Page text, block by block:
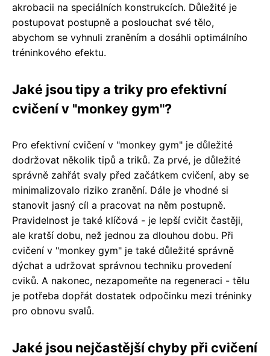
akrobacii na speciálních konstrukcích. Důležité je
postupovat postupně a poslouchat své tělo,
abychom se vyhnuli zraněním a dosáhli optimálního
tréninkového efektu.
Jaké jsou tipy a triky pro efektivní
cvičení v "monkey gym"?
Pro efektivní cvičení v "monkey gym" je důležité
dodržovat několik tipů a triků. Za prvé, je důležité
správně zahřát svaly před začátkem cvičení, aby se
minimalizovalo riziko zranění. Dále je vhodné si
stanovit jasný cíl a pracovat na něm postupně.
Pravidelnost je také klíčová - je lepší cvičit častěji,
ale kratší dobu, než jednou za dlouhou dobu. Při
cvičení v "monkey gym" je také důležité správně
dýchat a udržovat správnou techniku provedení
cviků. A nakonec, nezapomeňte na regeneraci - tělu
je potřeba dopřát dostatek odpočinku mezi tréninky
pro obnovu svalů.
Jaké jsou nejčastější chyby při cvičení